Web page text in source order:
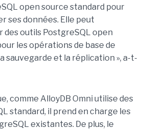
open source standard pour
ses données. Elle peut
outils PostgreSQL open
les opérations de base de
sauvegarde et la réplication », a-t-
comme AlloyDB Omni utilise des
standard, il prend en charge les
existantes. De plus, le